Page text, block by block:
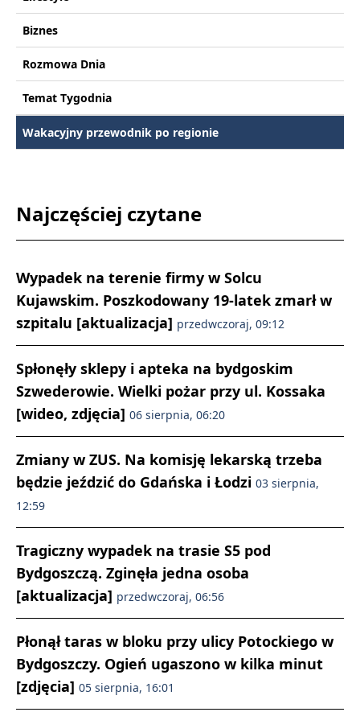
Biznes
Rozmowa Dnia
Temat Tygodnia
Wakacyjny przewodnik po regionie
Najczęściej czytane
Wypadek na terenie firmy w Solcu
Kujawskim. Poszkodowany 19-latek zmarł w
szpitalu [aktualizacja] przedwczoraj, 09:12
Spłonęły sklepy i apteka na bydgoskim
Szwederowie. Wielki pożar przy ul. Kossaka
[wideo, zdjęcia] 06 sierpnia, 06:20
Zmiany w ZUS. Na komisję lekarską trzeba
będzie jeździć do Gdańska i Łodzi 03 sierpnia,
12:59
Tragiczny wypadek na trasie S5 pod
Bydgoszczą. Zginęła jedna osoba
[aktualizacja] przedwczoraj, 06:56
Płonął taras w bloku przy ulicy Potockiego w
Bydgoszczy. Ogień ugaszono w kilka minut
[zdjęcia] 05 sierpnia, 16:01